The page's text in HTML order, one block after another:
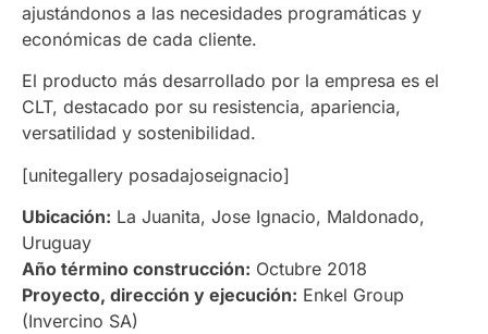
Ubicación: La Juanita, Jose Ignacio, Maldonado,
Uruguay
Año término construcción: Octubre 2018
Proyecto, dirección y ejecución: Enkel Group
(Invercino SA)
ajustándonos a las necesidades programáticas y
económicas de cada cliente.
El producto más desarrollado por la empresa es el
CLT, destacado por su resistencia, apariencia,
versatilidad y sostenibilidad.
[unitegallery posadajoseignacio]